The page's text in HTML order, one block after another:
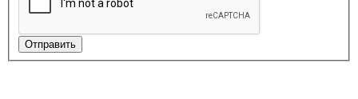
Отправить